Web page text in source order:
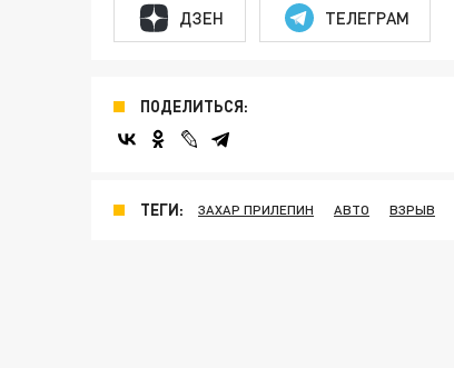
ДЗЕН ТЕЛЕГРАМ
ПОДЕЛИТЬСЯ:
ТЕГИ: ЗАХАР ПРИЛЕПИН АВТО ВЗРЫВ